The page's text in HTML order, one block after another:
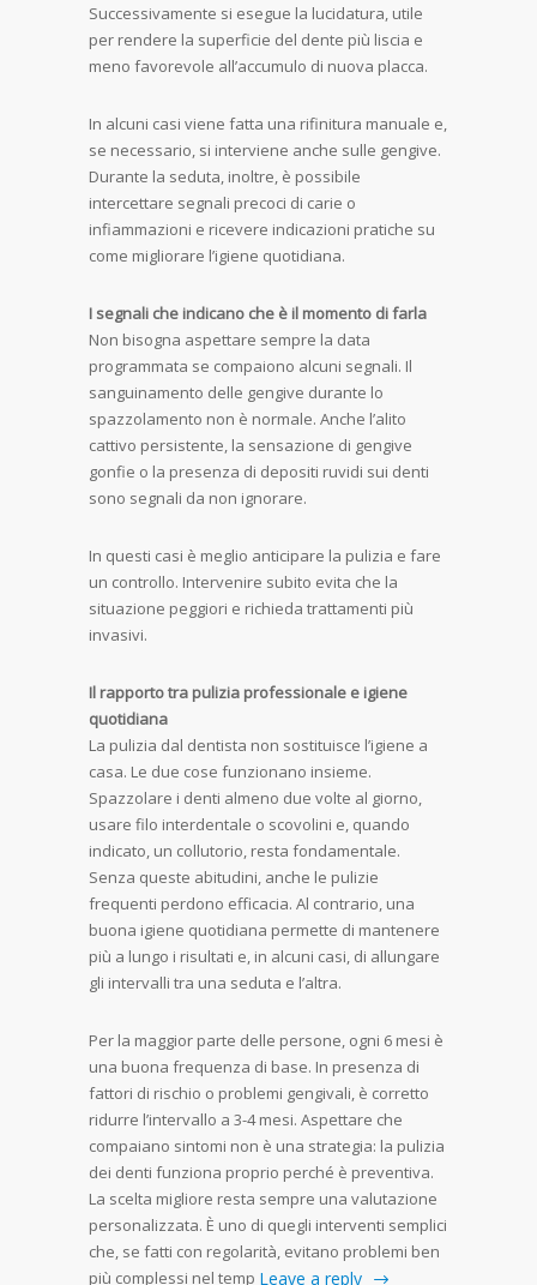
Successivamente si esegue la lucidatura, utile
per rendere la superficie del dente più liscia e
meno favorevole all’accumulo di nuova placca.
In alcuni casi viene fatta una rifinitura manuale e,
se necessario, si interviene anche sulle gengive.
Durante la seduta, inoltre, è possibile
intercettare segnali precoci di carie o
infiammazioni e ricevere indicazioni pratiche su
come migliorare l’igiene quotidiana.
I segnali che indicano che è il momento di farla
Non bisogna aspettare sempre la data
programmata se compaiono alcuni segnali. Il
sanguinamento delle gengive durante lo
spazzolamento non è normale. Anche l’alito
cattivo persistente, la sensazione di gengive
gonfie o la presenza di depositi ruvidi sui denti
sono segnali da non ignorare.
In questi casi è meglio anticipare la pulizia e fare
un controllo. Intervenire subito evita che la
situazione peggiori e richieda trattamenti più
invasivi.
Il rapporto tra pulizia professionale e igiene
quotidiana
La pulizia dal dentista non sostituisce l’igiene a
casa. Le due cose funzionano insieme.
Spazzolare i denti almeno due volte al giorno,
usare filo interdentale o scovolini e, quando
indicato, un collutorio, resta fondamentale.
Senza queste abitudini, anche le pulizie
frequenti perdono efficacia. Al contrario, una
buona igiene quotidiana permette di mantenere
più a lungo i risultati e, in alcuni casi, di allungare
gli intervalli tra una seduta e l’altra.
Per la maggior parte delle persone, ogni 6 mesi è
una buona frequenza di base. In presenza di
fattori di rischio o problemi gengivali, è corretto
ridurre l’intervallo a 3-4 mesi. Aspettare che
compaiano sintomi non è una strategia: la pulizia
dei denti funziona proprio perché è preventiva.
La scelta migliore resta sempre una valutazione
personalizzata. È uno di quegli interventi semplici
che, se fatti con regolarità, evitano problemi ben
più complessi nel temp Leave a reply